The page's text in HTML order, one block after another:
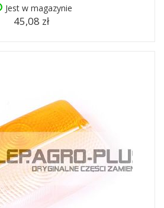
Jest w magazynie
45,08 zł